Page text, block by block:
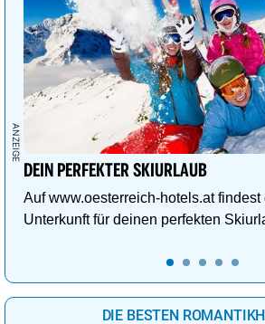
DEIN PERFEKTER SKIURLAUB
Auf www.oesterreich-hotels.at
Unterkunft für deinen perfekten
DIE BESTEN